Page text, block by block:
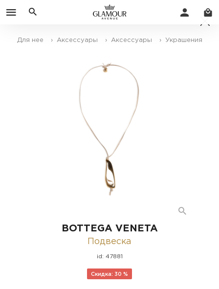
Для нее › Аксессуары › Аксессуары › Украшения
BOTTEGA VENETA
Подвеска
id: 47881
Скидка: 30 %